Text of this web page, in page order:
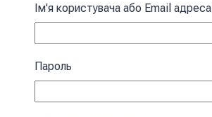
Ім'я користувача або Email адреса
Пароль